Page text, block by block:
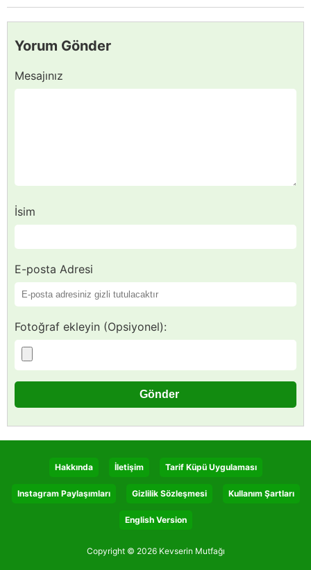
Yorum Gönder
Mesajınız
İsim
E-posta Adresi
Fotoğraf ekleyin (Opsiyonel):
Hakkında İletişim Tarif Küpü Uygulaması
Instagram Paylaşımları Gizlilik Sözleşmesi Kullanım Şartları
English Version
Copyright © 2026 Kevserin Mutfağı